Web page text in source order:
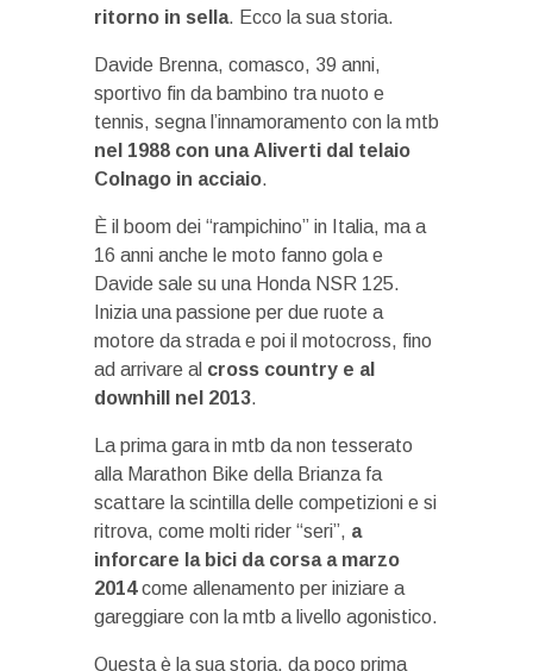
ritorno in sella. Ecco la sua storia.
Davide Brenna, comasco, 39 anni,
sportivo fin da bambino tra nuoto e
tennis, segna l’innamoramento con la mtb
nel 1988 con una Aliverti dal telaio
Colnago in acciaio.
È il boom dei “rampichino” in Italia, ma a
16 anni anche le moto fanno gola e
Davide sale su una Honda NSR 125.
Inizia una passione per due ruote a
motore da strada e poi il motocross, fino
ad arrivare al cross country e al
downhill nel 2013.
La prima gara in mtb da non tesserato
alla Marathon Bike della Brianza fa
scattare la scintilla delle competizioni e si
ritrova, come molti rider “seri”, a
inforcare la bici da corsa a marzo
2014come allenamento per iniziare a
gareggiare con la mtb a livello agonistico.
Questa è la sua storia, da poco prima